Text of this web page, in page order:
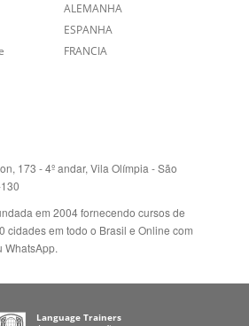
FRANCIA
173 - 4º andar, Vila Olímpia - São
em 2004 fornecendo cursos de
cidades em todo o Brasil e Online com